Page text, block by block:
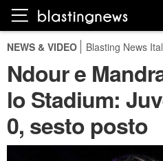
NEWS & VIDEO Blasting News
Ndour e
lo Stadium:
0, sesto posto